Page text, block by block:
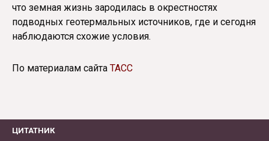
что земная жизнь зародилась в окрестностях
подводных геотермальных источников, где и сегодня
наблюдаются схожие условия.
По материалам сайта ТАСС
ЦИТАТНИК